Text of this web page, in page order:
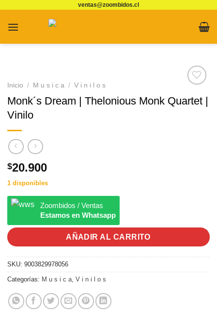
contenido
ventas@zoombidos.cl
a
Inicio / M u s i c a / V i n i l o s
Monk´s Dream | Thelonious Monk Quartet |
Vinilo
$20.900
1 disponibles
Zoombidos / Ventas
Estamos en Whatsapp
AÑADIR AL CARRITO
SKU: 9003829978056
Categorías: M u s i c a, V i n i l o s